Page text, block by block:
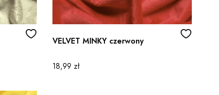
VELVET MINKY czerwony
Cena
18,99 zł